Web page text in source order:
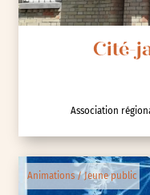
Cité-
Association
Animations / Jeune public